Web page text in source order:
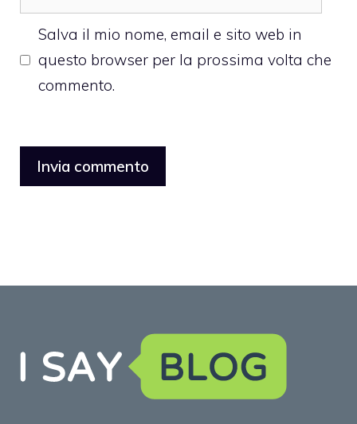
web
Salva il mio nome, email e sito web in
questo browser per la prossima volta che
commento.